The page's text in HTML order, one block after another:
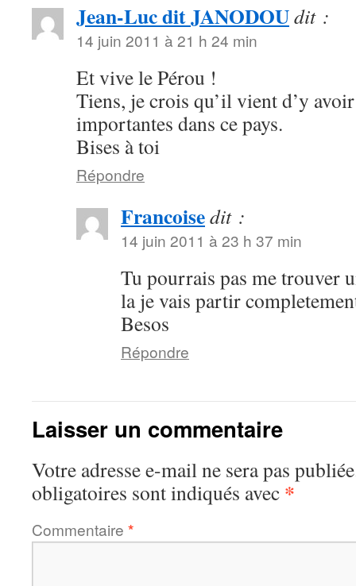
Jean-Luc dit JANODOUdit :
14 juin 2011 à 21 h 24 min
Et vive le Pérou !
Tiens, je crois qu’il vient d’y
importantes dans ce pays.
Bises à toi
Répondre
Francoisedit :
14 juin 2011 à 23 h 37 min
Tu pourrais pas me trouver
la je vais partir
Besos
Répondre
Laisser un commentaire
Votre adresse e-mail ne sera pas
obligatoires sont indiqués avec *
Commentaire *